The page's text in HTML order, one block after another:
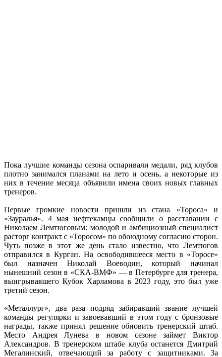
Пока лучшие команды сезона оспаривали медали, ряд клубов
плотно занимался планами на лето и осень, а некоторые из
них в течение месяца объявили имена своих новых главных
тренеров.
Первые громкие новости пришли из стана «Тороса» и
«Зауралья». 4 мая нефтекамцы сообщили о расставании с
Николаем Лемтюговым: молодой и амбициозный специалист
расторг контракт с «Торосом» по обоюдному согласию сторон.
Чуть позже в этот же день стало известно, что Лемтюгов
отправился в Курган. На освободившееся место в «Торосе»
был назначен Николай Воеводин, который начинал
нынешний сезон в «СКА-ВМФ» — в Петербурге для тренера,
выигрывавшего Кубок Харламова в 2023 году, это был уже
третий сезон.
«Металлург», два раза подряд забиравший звание лучшей
команды регулярки и завоевавший в этом году с бронзовые
награды, также принял решение обновить тренерский штаб.
Место Андрея Лунева в новом сезоне займет Виктор
Александров. В тренерском штабе клуба останется Дмитрий
Мегалинский, отвечающий за работу с защитниками. За